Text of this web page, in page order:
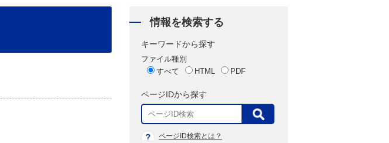
情報を検索する
キーワードから探す
ファイル種別
すべて
HTML PDF
ページIDから探す
表
ページID検索とは？